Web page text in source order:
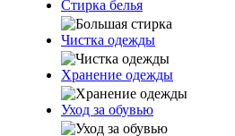
Стирка белья
Чистка одежды
Хранение одежды
Уход за обувью